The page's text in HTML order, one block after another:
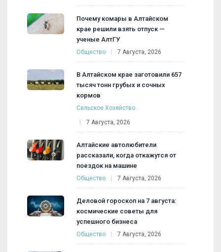
Почему комары в Алтайском
крае решили взять отпуск —
ученые АлтГУ
Общество 7 Августа, 2026
В Алтайском крае заготовили 657
тысяч тонн грубых и сочных
кормов
Сельское Хозяйство
7 Августа, 2026
Алтайские автолюбители
рассказали, когда откажутся от
поездок на машине
Общество 7 Августа, 2026
Деловой гороскоп на 7 августа:
космические советы для
успешного бизнеса
Общество 7 Августа, 2026